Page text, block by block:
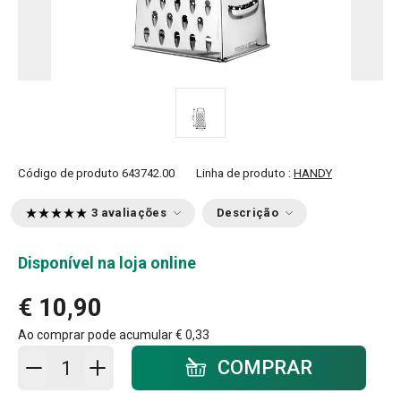
Código de produto 643742.00 Linha de produto : HANDY
3 avaliações Descrição
Disponível na loja online
€ 10,90
Ao comprar pode acumular€ 0,33
Adicionar ao carrinho - quantidadeCOMPRAR